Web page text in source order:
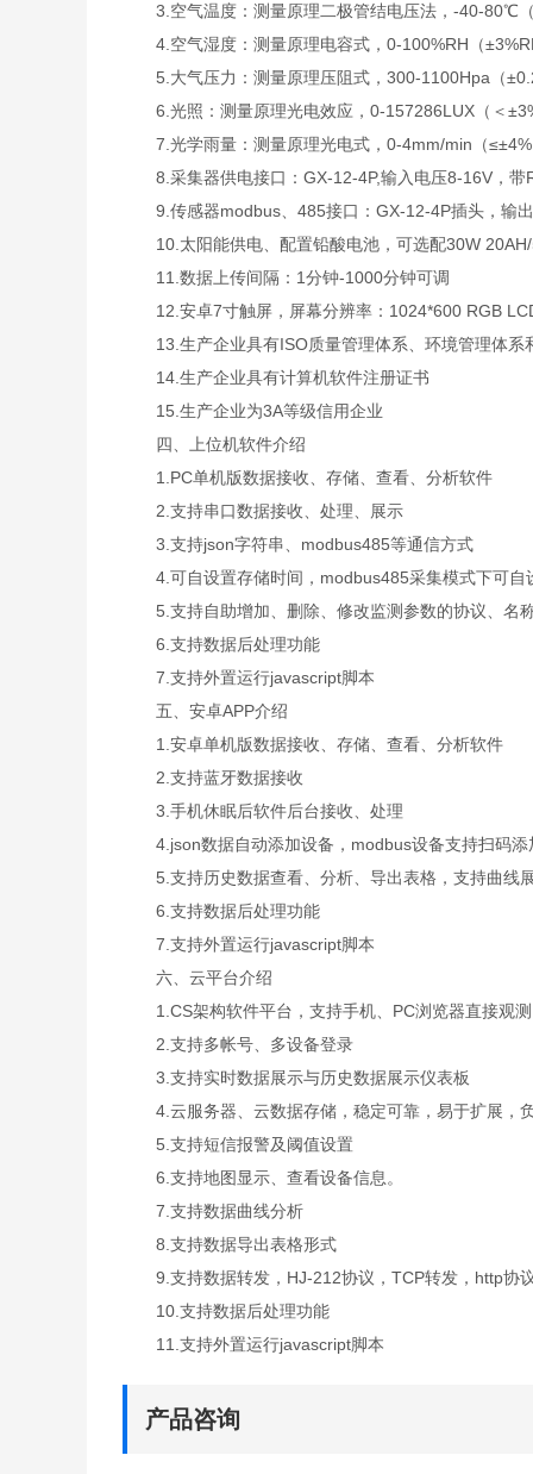
3.空气温度：测量原理二极管结电压法，-40-80℃
4.空气湿度：测量原理电容式，0-100%RH（
5.大气压力：测量原理压阻式，300-1100Hpa（
6.光照：测量原理光电效应，0-157286LUX（＜
7.光学雨量：测量原理光电式，0-4mm/min（≤±4%
8.采集器供电接口：GX-12-4P,输入电压8-16V，带
9.传感器modbus、485接口：GX-12-4P插头，输出
10.太阳能供电、配置铅酸电池，可选配30W 20AH/
11.数据上传间隔：1分钟-1000分钟可调
12.安卓7寸触屏，屏幕分辨率：1024*600 RGB
13.生产企业具有ISO质量管理体系、环境管理体系
14.生产企业具有计算机软件注册证书
15.生产企业为3A等级信用企业
四、上位机软件介绍
1.PC单机版数据接收、存储、查看、分析软件
2.支持串口数据接收、处理、展示
3.支持json字符串、modbus485等通信方式
4.可自设置存储时间，modbus485采集模式下可自
5.支持自助增加、删除、修改监测参数的协议、名
6.支持数据后处理功能
7.支持外置运行javascript脚本
五、安卓APP介绍
1.安卓单机版数据接收、存储、查看、分析软件
2.支持蓝牙数据接收
3.手机休眠后软件后台接收、处理
4.json数据自动添加设备，modbus设备支持扫码添
5.支持历史数据查看、分析、导出表格，支持曲线
6.支持数据后处理功能
7.支持外置运行javascript脚本
六、云平台介绍
1.CS架构软件平台，支持手机、PC浏览器直接观测
2.支持多帐号、多设备登录
3.支持实时数据展示与历史数据展示仪表板
4.云服务器、云数据存储，稳定可靠，易于扩展，
5.支持短信报警及阈值设置
6.支持地图显示、查看设备信息。
7.支持数据曲线分析
8.支持数据导出表格形式
9.支持数据转发，HJ-212协议，TCP转发，http协
10.支持数据后处理功能
11.支持外置运行javascript脚本
产品咨询